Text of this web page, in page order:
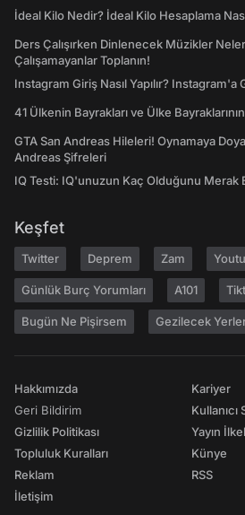
İdeal Kilo Nedir? İdeal Kilo Hesaplama
Ders Çalışırken Dinlenecek Müzikler
Çalışamayanlar Toplanın!
Instagram Giriş Nasıl Yapılır?
41 Ülkenin Bayrakları ve Ülke
GTA San Andreas Hileleri! Oynamaya
Andreas Şifreleri
IQ Testi: IQ'unuzun Kaç Olduğunu Merak
Keşfet
Twitter Deprem Zam
Günlük Burç Yorumları A101
Bugün Ne Pişirsem Gezilecek
Hakkımızda
Geri Bildirim
Gizlilik Politikası
Topluluk Kuralları
Reklam
İletişim
Kariyer
Yayın
Künye
RSS